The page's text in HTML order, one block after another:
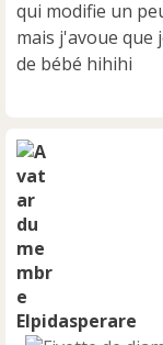
qui modifie un
mais j'avoue que
de bébé hihihi
Elpidasperare